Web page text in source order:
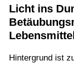
Licht ins
Hintergrund ist